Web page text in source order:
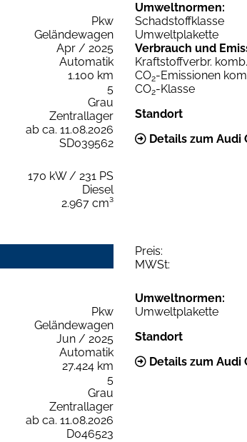
Pkw
Geländewagen
Apr / 2025
Automatik
1.100 km
5
Grau
Zentrallager
ab ca. 11.08.2026
SD039562
170 kW / 231 PS
Diesel
2.967 cm³
Umweltnormen:
Schadstoffklasse
Umweltplakette
Verbrauch und
Kraftstoffverbr. komb.
CO2-Emissionen
CO2-Klasse
Standort
Details zum Audi
Preis:
MWSt:
Pkw
Geländewagen
Jun / 2025
Automatik
27.424 km
5
Grau
Zentrallager
ab ca. 11.08.2026
D046523
Umweltnormen:
Umweltplakette
Standort
Details zum Audi